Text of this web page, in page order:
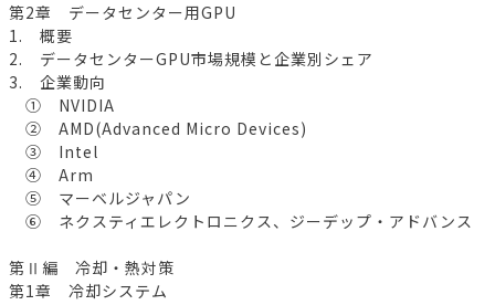
第2章 データセンター用GPU
1. 概要
2. データセンターGPU市場規模と企業別シェア
3. 企業動向
① NVIDIA
② AMD(Advanced Micro Devices)
③ Intel
④ Arm
⑤ マーベルジャパン
⑥ ネクスティエレクトロニクス、ジーデップ・アドバンス
第Ⅱ編 冷却・熱対策
第1章 冷却システム